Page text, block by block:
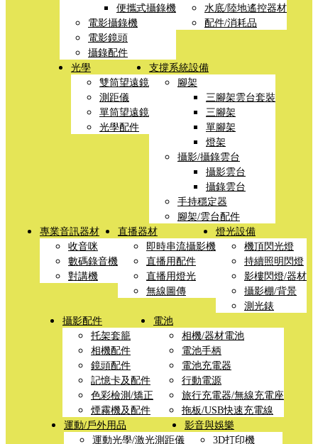
便攜式攝錄機
電影攝錄機
電影鏡頭
攝錄配件
水底/陸地遙控器材
配件/消耗品
光學
雙筒望遠鏡
測距儀
單筒望遠鏡
光學配件
支撐系統設備
腳架
三腳架雲台套裝
三腳架
單腳架
燈架
攝影/攝錄雲台
攝影雲台
攝錄雲台
手持穩定器
腳架/雲台配件
專業音訊器材
收音咪
數碼錄音機
對講機
直播器材
即時串流攝影機
直播用配件
直播用燈光
無線圖傳
燈光設備
機頂閃光燈
持續照明閃燈
影樓閃燈/器材
攝影棚/背景
測光錶
攝影配件
托架套籠
相機配件
鏡頭配件
記憶卡及配件
色彩檢測/矯正
煙霧機及配件
電池
相機/器材電池
電池手柄
電池充電器
行動電源
旅行充電器/無線充電座
拖板/USB快速充電線
運動/戶外用品
運動光學/激光測距儀
影音與娛樂
3D打印機